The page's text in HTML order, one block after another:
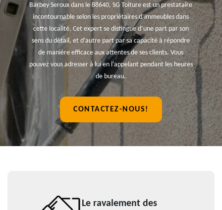
Barbey Seroux dans le 88640, SG Toiture est un prestataire
incontournable selon les propriétaires d’immeubles dans
cette localité. Cet expert se distingue d’une part par son
sens du détail, et d’autre part par sa capacité à répondre
de manière efficace aux attentes de ses clients. Vous
pouvez vous adresser à lui en l’appelant pendant les heures
de bureau.
CONTACTEZ-NOUS!
Le ravalement des